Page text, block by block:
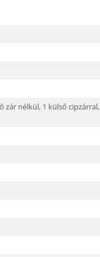
zár nélkül, 1 külső cipzárral,